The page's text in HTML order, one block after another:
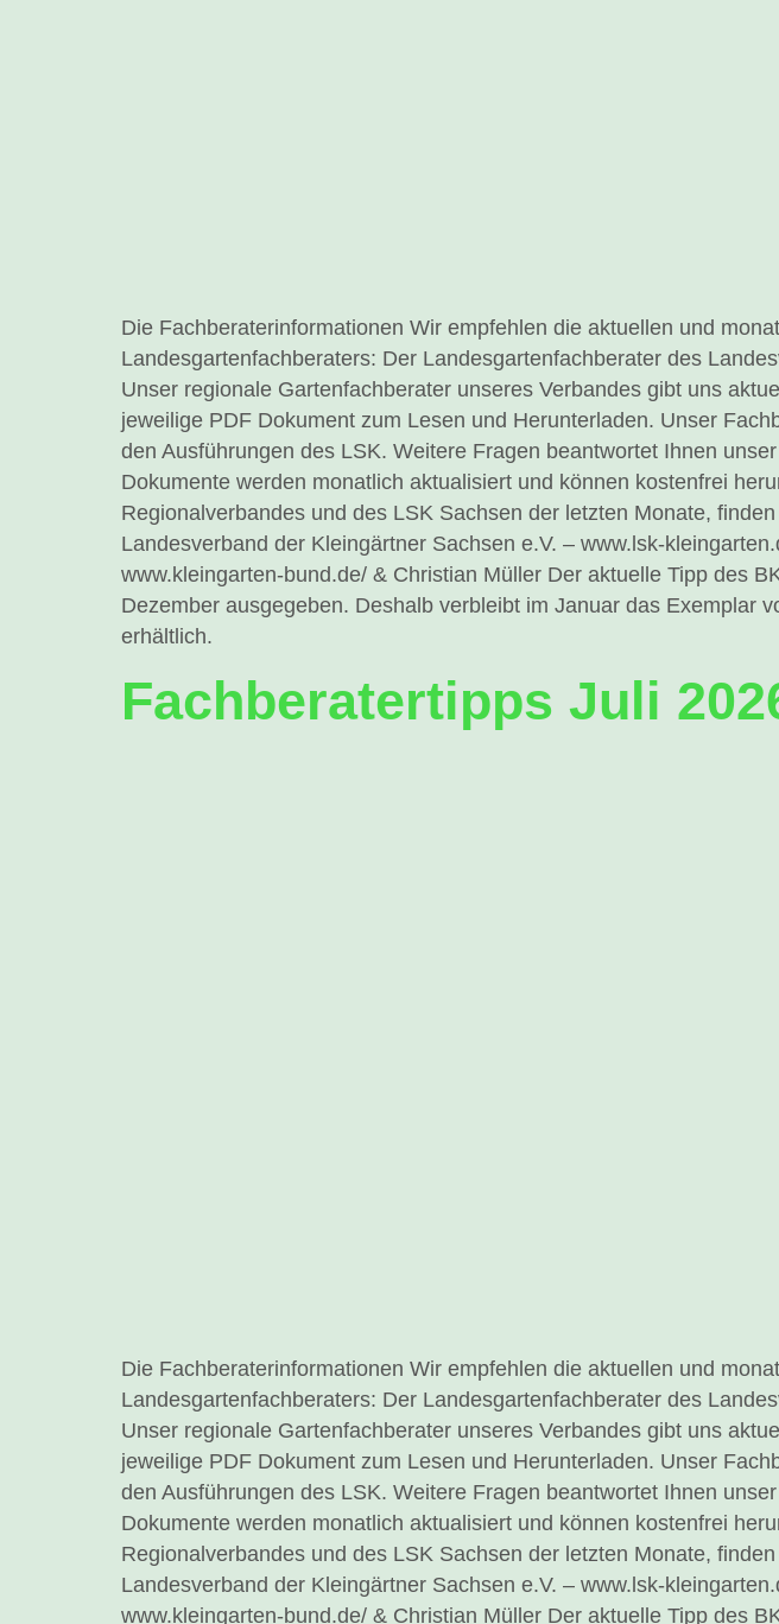
Die Fachberaterinformationen Wir empfehlen die aktuellen und
Landesgartenfachberaters: Der Landesgartenfachberater des
Unser regionale Gartenfachberater unseres Verbandes gibt uns
jeweilige PDF Dokument zum Lesen und Herunterladen. Unser
den Ausführungen des LSK. Weitere Fragen beantwortet Ihnen
Dokumente werden monatlich aktualisiert und können kostenfrei
Regionalverbandes und des LSK Sachsen der letzten Monate,
Landesverband der Kleingärtner Sachsen e.V. – www.lsk-
www.kleingarten-bund.de/ & Christian Müller Der aktuelle Tipp des
Dezember ausgegeben. Deshalb verbleibt im Januar das Exemplar
erhältlich.
Fachberatertipps Juli
Die Fachberaterinformationen Wir empfehlen die aktuellen und
Landesgartenfachberaters: Der Landesgartenfachberater des
Unser regionale Gartenfachberater unseres Verbandes gibt uns
jeweilige PDF Dokument zum Lesen und Herunterladen. Unser
den Ausführungen des LSK. Weitere Fragen beantwortet Ihnen
Dokumente werden monatlich aktualisiert und können kostenfrei
Regionalverbandes und des LSK Sachsen der letzten Monate,
Landesverband der Kleingärtner Sachsen e.V. – www.lsk-
www.kleingarten-bund.de/ & Christian Müller Der aktuelle Tipp des